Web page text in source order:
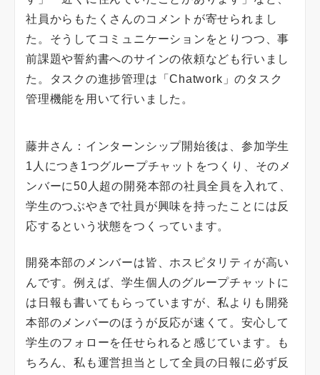
社員からもたくさんのコメントが寄せられまし
た。そうしてコミュニケーションをとりつつ、事
前課題や誓約書へのサインの依頼なども行いまし
た。タスクの進捗管理は「Chatwork」のタスク
管理機能を用いて行いました。
藤井さん：インターンシップ開始後は、参加学生
1人につき1つグループチャットをつくり、そのメ
ンバーに50人超の開発本部の社員全員を入れて、
学生のつぶやきで社員が興味を持ったことには反
応するという状態をつくっています。
開発本部のメンバーは皆、ホスピタリティが高い
んです。例えば、学生個人のグループチャットに
は日報も書いてもらっていますが、私よりも開発
本部のメンバーのほうが反応が速くて。安心して
学生のフォローを任せられると感じています。も
ちろん、私も運営担当として全員の日報に必ず反